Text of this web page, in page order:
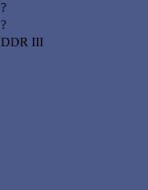
?
?
DDR III